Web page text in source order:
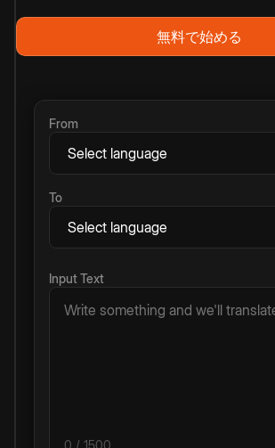
無料で始める
From
To
Input Text